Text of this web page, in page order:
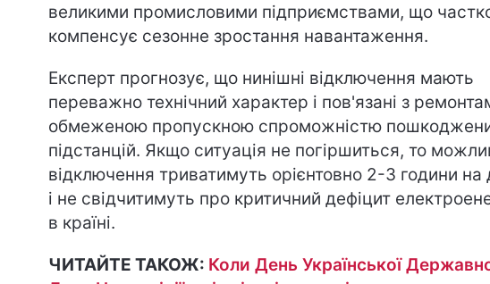
великими промисловими підприємствами, що
компенсує сезонне зростання навантаження.
Експерт прогнозує, що нинішні відключення мають
переважно технічний характер і пов'язані з
обмеженою пропускною спроможністю
підстанцій. Якщо ситуація не погіршиться, то
відключення триватимуть орієнтовно 2-3 години на
і не свідчитимуть про критичний дефіцит
в країні.
ЧИТАЙТЕ ТАКОЖ: Коли День Української